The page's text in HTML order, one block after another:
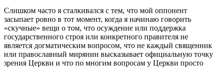
Слишком часто я сталкивался с тем, что мой оппонент
засыпает ровно в тот момент, когда я начинаю говорить
«скучные» вещи о том, что осуждение или поддержка
государственного строя или конкретного правителя не
является догматическим вопросом, что не каждый священник
или православный мирянин высказывает официальную точку
зрения Церкви и что по многим вопросам у Церкви просто